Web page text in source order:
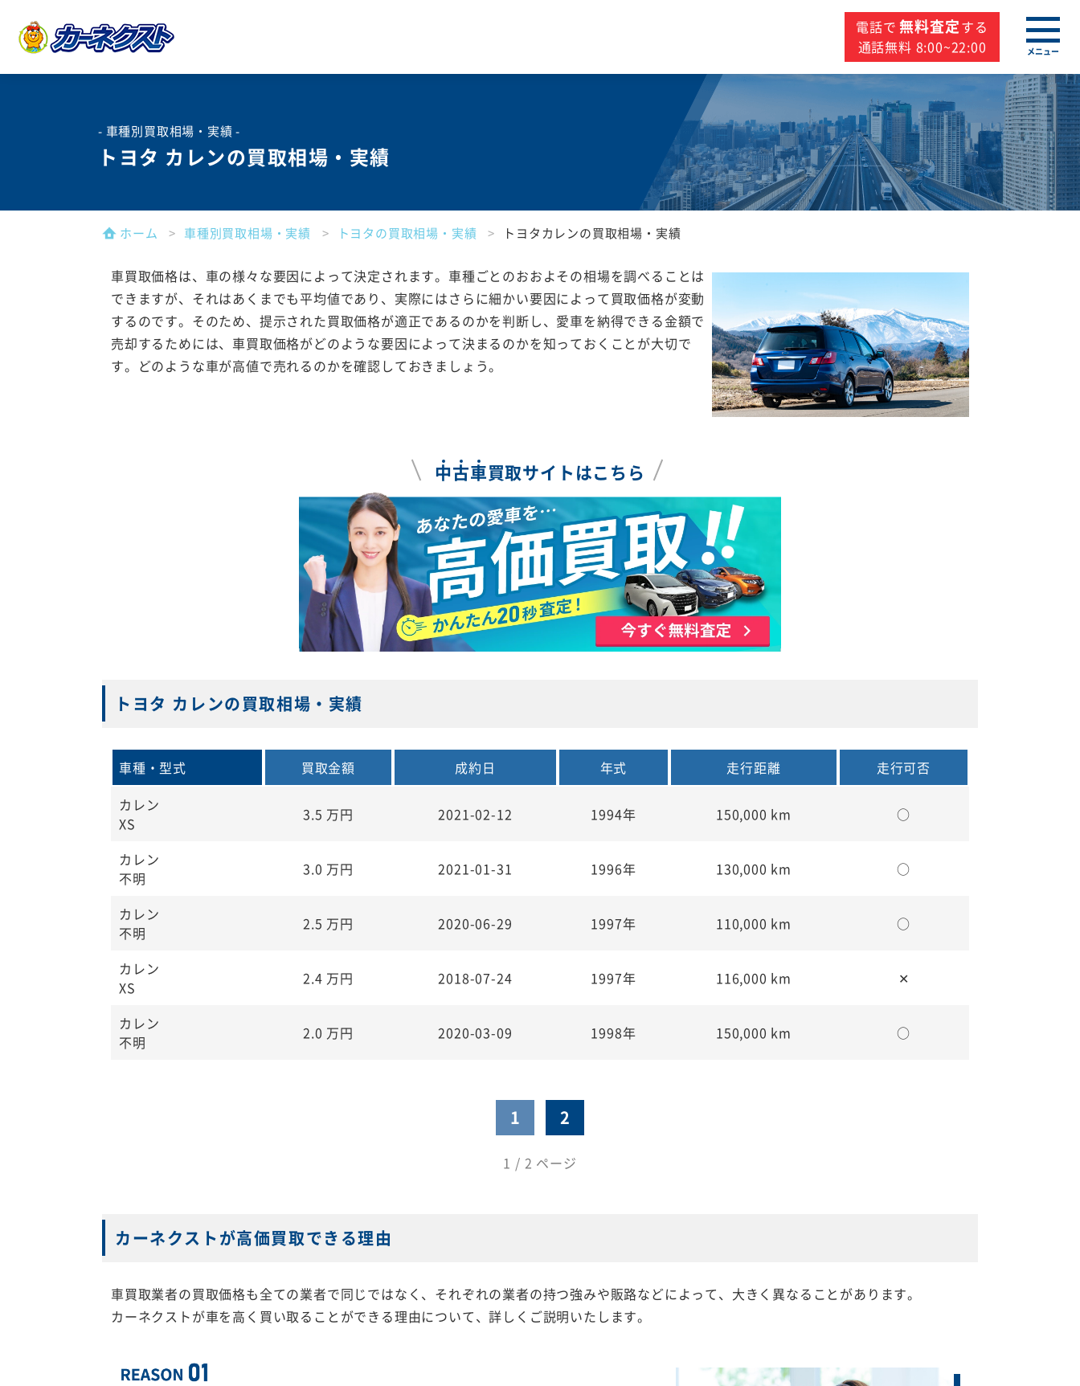
電話で 無料査定する
通話無料 8:00~22:00
メニュー
- 車種別買取相場・実績 -
トヨタ カレンの買取相場・実績
ホーム 車種別買取相場・実績 トヨタの買取相場・実績 トヨタカレンの買取相場・実績
車買取価格は、車の様々な要因によって決定されます。車種ごとのおおよその相場を調べることは
できますが、それはあくまでも平均値であり、実際にはさらに細かい要因によって買取価格が変動
するのです。そのため、提示された買取価格が適正であるのかを判断し、愛車を納得できる金額で
売却するためには、車買取価格がどのような要因によって決まるのかを知っておくことが大切で
す。どのような車が高値で売れるのかを確認しておきましょう。
中古車買取サイトはこちら
トヨタ カレンの買取相場・実績
車種・型式 買取金額 成約日 年式 走行距離
走行可否
カレン
XS
3.5 万円 2021-02-12 1994年 150,000 km ○
カレン
不明
3.0 万円 2021-01-31 1996年 130,000 km ○
カレン
不明
2.5 万円 2020-06-29 1997年 110,000 km ○
カレン
XS
2.4 万円 2018-07-24 1997年 116,000 km ✕
カレン
不明
2.0 万円 2020-03-09 1998年 150,000 km ○
1 2
1 / 2 ページ
カーネクストが高価買取できる理由
車買取業者の買取価格も全ての業者で同じではなく、それぞれの業者の持つ強みや販路などによって、大きく異なることがあります。
カーネクストが車を高く買い取ることができる理由について、詳しくご説明いたします。